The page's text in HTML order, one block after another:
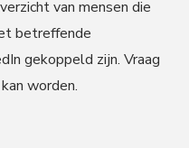
van mensen die
betreffende
gekoppeld zijn. Vraag
worden.